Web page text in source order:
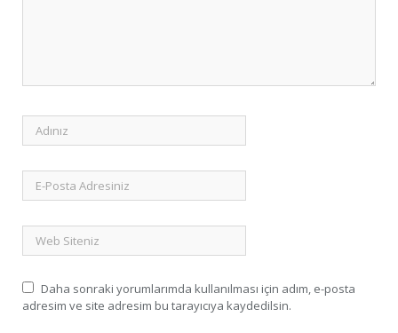
Daha sonraki yorumlarımda kullanılması için adım, e-posta
adresim ve site adresim bu tarayıcıya kaydedilsin.